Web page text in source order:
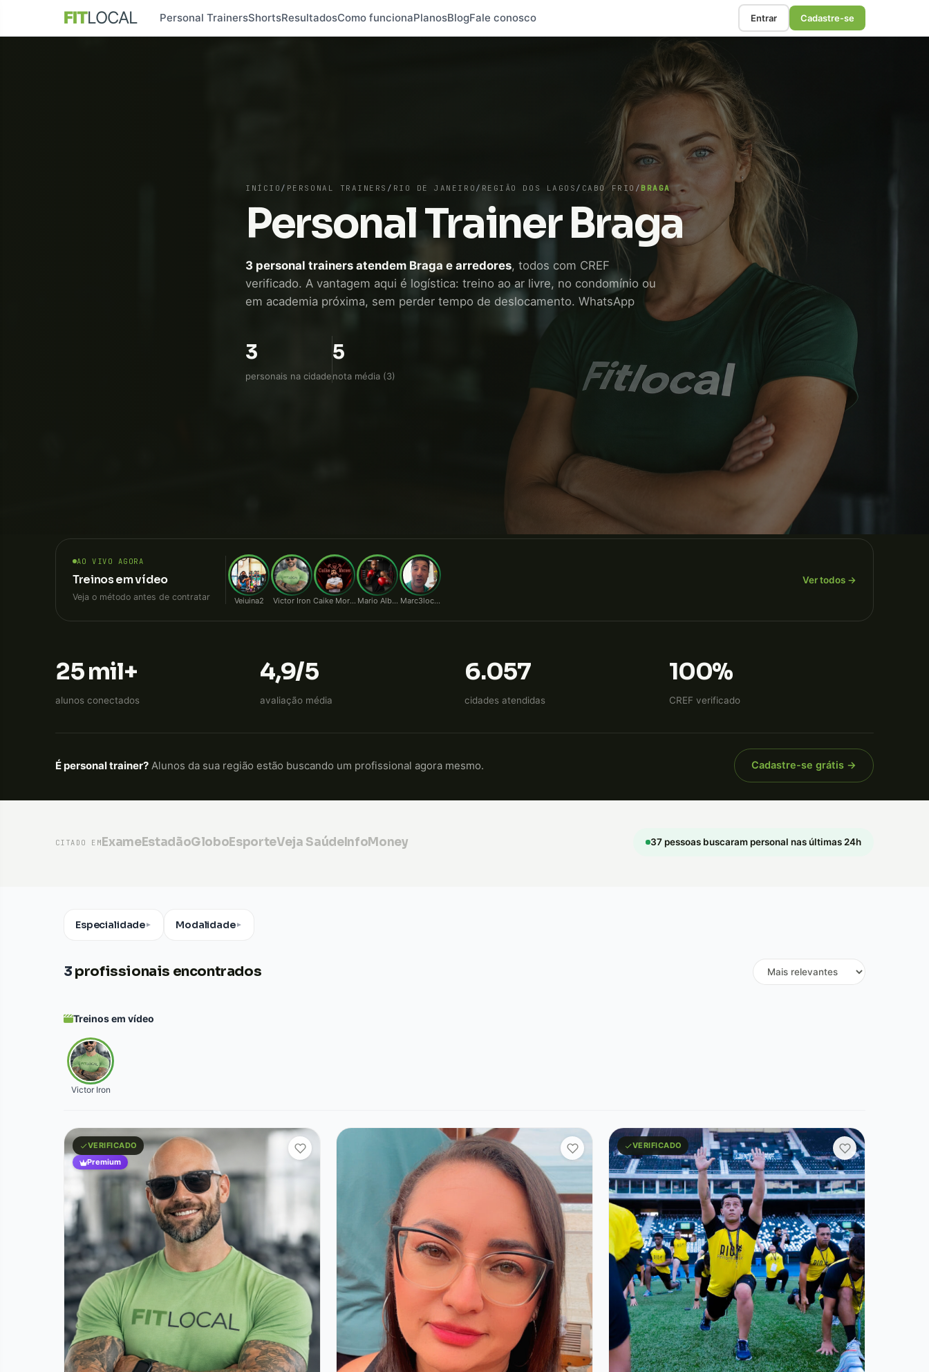
FITLOCAL Personal TrainersShortsResultadosComo funcionaPlanosBlogFale conosco Entrar Cadastre-se
INÍCIO / PERSONAL TRAINERS / RIO DE JANEIRO / REGIÃO DOS LAGOS / CABO FRIO / BRAGA
Personal Trainer Braga
3 personal trainers atendem Braga e arredores, todos com CREF
verificado. A vantagem aqui é logística: treino ao ar livre, no condomínio ou
em academia próxima, sem perder tempo de deslocamento. WhatsApp
3
personais na cidade
5
nota média (3)
AO VIVO AGORA
Treinos em vídeo
Veja o método antes de contratar Veiuina2 Victor Iron Caike MoraesMario AlbertoMarc3locunha
Ver todos →
25 mil+
alunos conectados
4,9/5
avaliação média
6.057
cidades atendidas
100%
CREF verificado
É personal trainer? Alunos da sua região estão buscando um profissional agora mesmo. Cadastre-se grátis →
CITADO EM ExameEstadãoGloboEsporteVeja SaúdeInfoMoney 37 pessoas buscaram personal nas últimas 24h
Especialidade▼ Modalidade▼
3 profissionais encontrados
Treinos em vídeo
Victor Iron
VERIFICADO
Premium
VERIFICADO